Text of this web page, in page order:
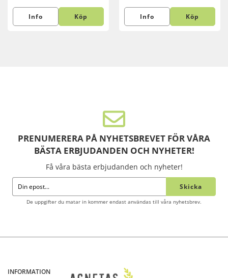
Info Köp Info Köp
PRENUMERERA PÅ NYHETSBREVET FÖR VÅRA
BÄSTA ERBJUDANDEN OCH NYHETER!
Få våra bästa erbjudanden och nyheter!
Skicka
De uppgifter du matar in kommer endast användas till våra nyhetsbrev.
INFORMATION